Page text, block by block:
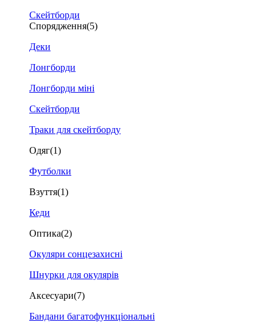
Скейтборди
Спорядження(5)
Деки
Лонгборди
Лонгборди міні
Скейтборди
Траки для скейтборду
Одяг(1)
Футболки
Взуття(1)
Кеди
Оптика(2)
Окуляри сонцезахисні
Шнурки для окулярів
Аксесуари(7)
Бандани багатофункціональні